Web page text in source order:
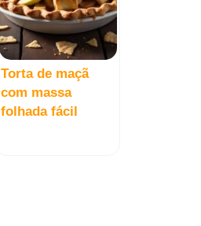
Torta de maçã
com massa
folhada fácil